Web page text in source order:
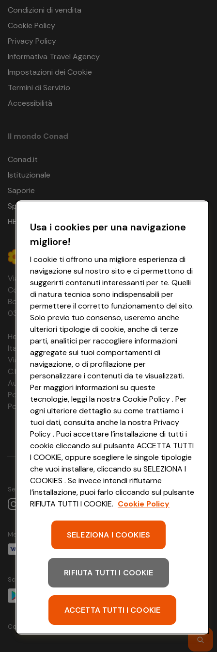
Condizioni di vendita
Cookie Policy
Privacy Policy
Informativa Travel Agency
Impostazioni dei Cookie
Termini di Servizio
Accessibilità
Il mondo Conad
Conad.it
Istituzionale
Saporie
Spesa Online
HEYCONAD
Via Michelino, 59 | 40127 BOLOGNA
Codice Fiscale e Registro Imprese di
Bologna 00865960157 PARTITA IVA
03320960374 CONAD SOC. COOP.
HeyConad Viaggi è un servizio gestito da
Italia Travel Marketing S.r.l.
Via Chiesolina 8 | 37066 Sommacampagna (VR)
C.F. e P.IVA: 03816060234
Aut. Prov Verona n. 4737/10
Polizza Ass. RC n. 177765037
Polizza Ass. Protection n. 6006000083/F
Seguici su
Metodo di pagamento
Scarica l'app
Copyright @ Conad 2024
Usa i cookies per una navigazione
migliore!
I cookie ti offrono una migliore esperienza di
navigazione sul nostro sito e ci permettono di
suggerirti contenuti interessanti per te. Quelli
di natura tecnica sono indispensabili per
permettere il corretto funzionamento del sito.
Solo previo tuo consenso, useremo anche
ulteriori tipologie di cookie, anche di terze
parti, analitici per raccogliere informazioni
aggregate sui tuoi comportamenti di
navigazione, o di profilazione per
personalizzare i contenuti da te visualizzati.
Per maggiori informazioni su queste
tecnologie, leggi la nostra Cookie Policy . Per
ogni ulteriore dettaglio su come trattiamo i
tuoi dati, consulta anche la nostra Privacy
Policy . Puoi accettare l’installazione di tutti i
cookie cliccando sul pulsante ACCETTA TUTTI
I COOKIE, oppure scegliere le singole tipologie
che vuoi installare, cliccando su SELEZIONA I
COOKIES . Se invece intendi rifiutarne
l’installazione, puoi farlo cliccando sul pulsante
RIFIUTA TUTTI I COOKIE. Cookie Policy
SELEZIONA I COOKIES
RIFIUTA TUTTI I COOKIE
ACCETTA TUTTI I COOKIE